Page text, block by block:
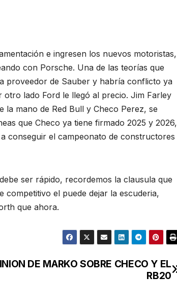
e ingresen los nuevos motoristas,
con Porsche. Una de las teorías que
proveedor de Sauber y habría conflicto ya
lado Ford le llegó al precio. Jim Farley
la mano de Red Bull y Checo Perez, se
que Checo ya tiene firmado 2025 y 2026,
conseguir el campeonato de constructores
ser rápido, recordemos la clausula que
competitivo el puede dejar la escuderia,
que ahora.
DE MARKO SOBRE CHECO Y EL
RB20